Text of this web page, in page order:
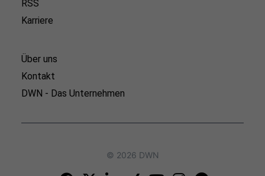
RSS
Karriere
Über uns
Kontakt
DWN - Das Unternehmen
© 2026 DWN